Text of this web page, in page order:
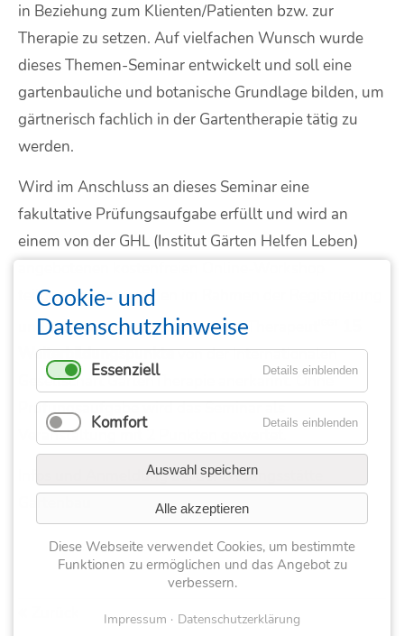
in Beziehung zum Klienten/Patienten bzw. zur
Therapie zu setzen. Auf vielfachen Wunsch wurde
dieses Themen-Seminar entwickelt und soll eine
gartenbauliche und botanische Grundlage bilden, um
gärtnerisch fachlich in der Gartentherapie tätig zu
werden.
Wird im Anschluss an dieses Seminar eine
fakultative Prüfungsaufgabe erfüllt und wird an
einem von der GHL (Institut Gärten Helfen Leben)
teilgenommen, werden im Rahmen der Registrierung
und Nachregistrierung als GartenTherapeut
Weiterbildungspunktevon der Internationalen
Gesellschaft GartenTherapie anerkannt. Ohne
Prüfungsaufgabe wird das Seminar als
Veranstaltung mit 2 Punkten gewertet.
Infos und Anmeldung bei derBildungsstätte
Cookie- und
Datenschutzhinweise
Essenziell Details einblenden
Komfort Details einblenden
Auswahl speichern
Alle akzeptieren
Diese Webseite verwendet Cookies, um bestimmte
Funktionen zu ermöglichen und das Angebot zu
verbessern.
Impressum Datenschutzerklärung